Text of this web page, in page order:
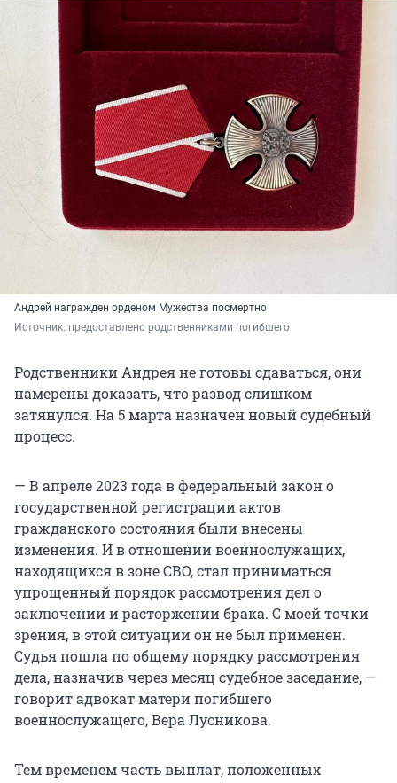
Андрей награжден орденом Мужества посмертно
Источник: предоставлено родственниками погибшего
Родственники Андрея не готовы сдаваться, они
намерены доказать, что развод слишком
затянулся. На 5 марта назначен новый судебный
процесс.
— В апреле 2023 года в федеральный закон о
государственной регистрации актов
гражданского состояния были внесены
изменения. И в отношении военнослужащих,
находящихся в зоне СВО, стал приниматься
упрощенный порядок рассмотрения дел о
заключении и расторжении брака. С моей точки
зрения, в этой ситуации он не был применен.
Судья пошла по общему порядку рассмотрения
дела, назначив через месяц судебное заседание, —
говорит адвокат матери погибшего
военнослужащего, Вера Лусникова.
Тем временем часть выплат, положенных